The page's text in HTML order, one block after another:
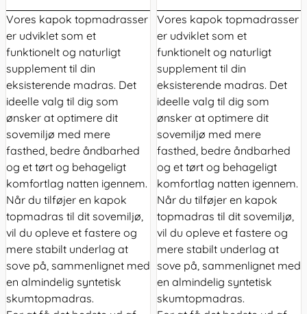
Vores kapok topmadrasser
er udviklet som et
funktionelt og naturligt
supplement til din
eksisterende madras. Det
ideelle valg til dig som
ønsker at optimere dit
sovemiljø med mere
fasthed, bedre åndbarhed
og et tørt og behageligt
komfortlag natten igennem.
Når du tilføjer en kapok
topmadras til dit sovemiljø,
vil du opleve et fastere og
mere stabilt underlag at
sove på, sammenlignet med
en almindelig syntetisk
skumtopmadras.
Vores kapok topmadrasser
er udviklet som et
funktionelt og naturligt
supplement til din
eksisterende madras. Det
ideelle valg til dig som
ønsker at optimere dit
sovemiljø med mere
fasthed, bedre åndbarhed
og et tørt og behageligt
komfortlag natten igennem.
Når du tilføjer en kapok
topmadras til dit sovemiljø,
vil du opleve et fastere og
mere stabilt underlag at
sove på, sammenlignet med
en almindelig syntetisk
skumtopmadras.